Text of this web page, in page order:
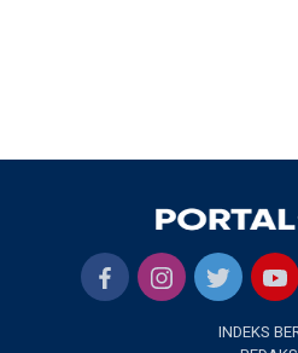
INDEKS